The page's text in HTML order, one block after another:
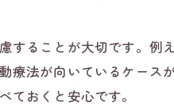
することが大切です。例
療法が向いているケース
おくと安心です。